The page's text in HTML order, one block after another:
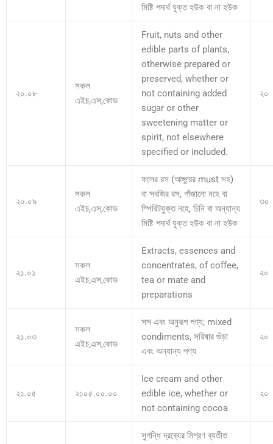
মিষ্টি পদার্থ যুক্ত হউক বা না হউক
২০.০৮
সকল
এইচ,এস,কোড
Fruit, nuts and other
edible parts of plants,
otherwise prepared or
preserved, whether or
not containing added
sugar or other
sweetening matter or
spirit, not elsewhere
specified or included.
২০
২০.০৯
সকল
এইচ,এস,কোড
ফলের রস (আঙ্গুরের must সহ)
বা সবজির রস, গাঁজানো নহে বা
স্পিরিটযুক্ত নহে, চিনি বা অন্যান্য
মিষ্টি পদার্থ যুক্ত হউক বা না হউক
৩০
২১.০১
সকল
এইচ,এস,কোড
Extracts, essences and
concentrates, of coffee,
tea or mate and
preparations
২০
২১.০৩
সকল
এইচ,এস,কোড
সস এবং অনুরূপ পণ্য; mixed
condiments, সরিষার গুঁড়া
এবং অন্যান্য পণ্য
২০
২১.০৫ ২১০৫.০০.০০
Ice cream and other
edible ice, whether or
not containing cocoa
২০
সুগন্ধি দ্রব্যের মিশ্রণ ব্যতীত